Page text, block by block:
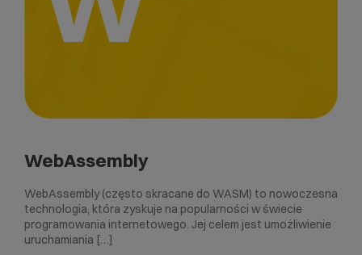
WebAssembly
WebAssembly (często skracane do WASM) to nowoczesna
technologia, która zyskuje na popularności w świecie
programowania internetowego. Jej celem jest umożliwienie
uruchamiania […]